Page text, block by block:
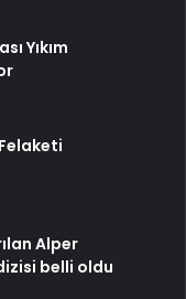
Yıkım
Alper
belli oldu